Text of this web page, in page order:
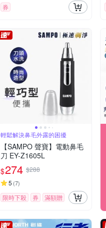
券
輕鬆解決鼻毛外露的困擾
【SAMPO 聲寶】電動鼻毛
刀 EY-Z1605L
$274 $288
5 (7)
限時下殺 券 滿額贈